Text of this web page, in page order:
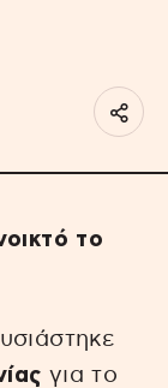
το
για το